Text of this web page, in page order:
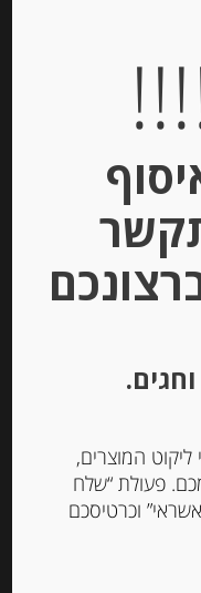
פילה אנשובי בשמן זית 90 גרם
המוצרים,
פעולת “שלח
וכרטיסכם